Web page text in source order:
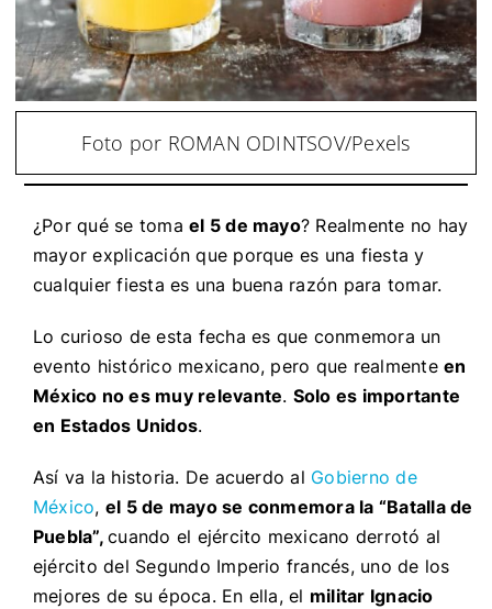
Foto por ROMAN ODINTSOV/Pexels
¿Por qué se tomael 5 de mayo? Realmente no hay
mayor explicación que porque es una fiesta y
cualquier fiesta es una buena razón para tomar.
Lo curioso de esta fecha es que conmemora un
evento histórico mexicano, pero que realmenteen
México no es muy relevante. Solo es importante
en Estados Unidos.
Así va la historia. De acuerdo al Gobierno de
México, el 5 de mayo se conmemora la “Batalla de
Puebla”,cuando el ejército mexicano derrotó al
ejército del Segundo Imperio francés, uno de los
mejores de su época. En ella, el militar Ignacio